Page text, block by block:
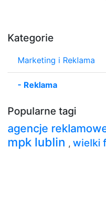
Kategorie
Marketing i Reklama
- Reklama
Popularne tagi
agencje
mpk lublin , wielki